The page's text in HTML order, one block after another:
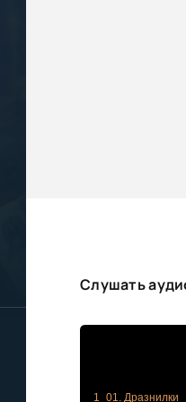
Слушать
1_01. Дразнилки